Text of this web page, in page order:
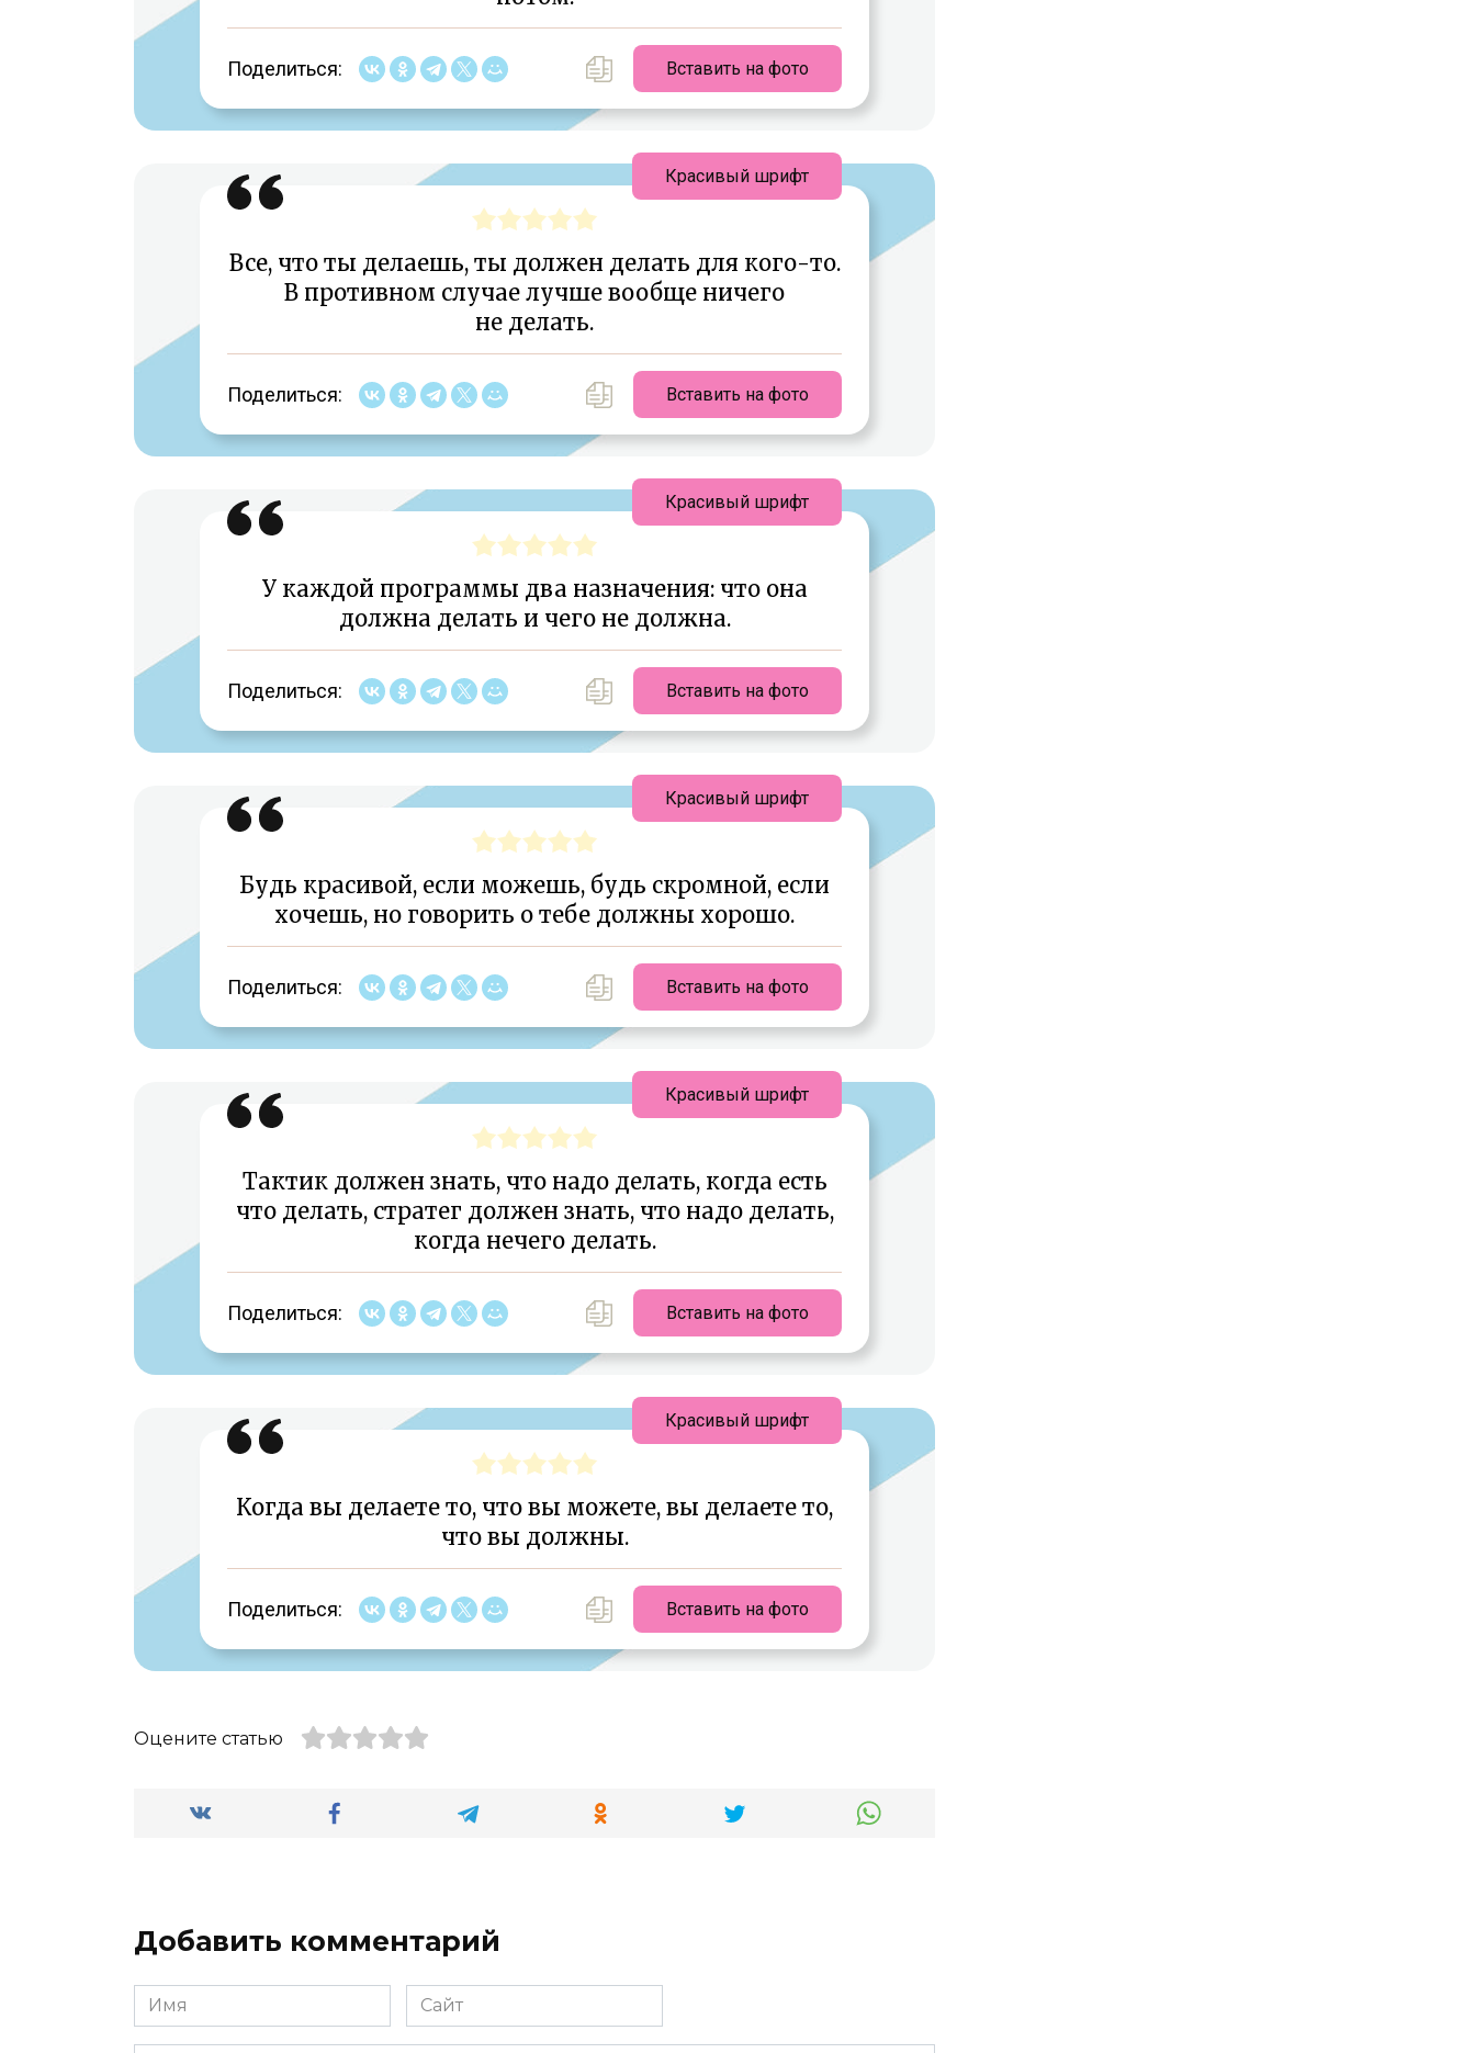
Поделиться: Вставить на фото
Все, что ты делаешь, ты должен делать для кого-то.
В противном случае лучше вообще ничего
не делать.
Поделиться: Вставить на фото
Красивый шрифт
У каждой программы два назначения: что она
должна делать и чего не должна.
Поделиться: Вставить на фото
Красивый шрифт
Будь красивой, если можешь, будь скромной, если
хочешь, но говорить о тебе должны хорошо.
Поделиться: Вставить на фото
Красивый шрифт
Тактик должен знать, что надо делать, когда есть
что делать, стратег должен знать, что надо делать,
когда нечего делать.
Поделиться: Вставить на фото
Красивый шрифт
Когда вы делаете то, что вы можете, вы делаете то,
что вы должны.
Поделиться: Вставить на фото
Красивый шрифт
Оцените статью
Добавить комментарий
Имя
*
Сайт